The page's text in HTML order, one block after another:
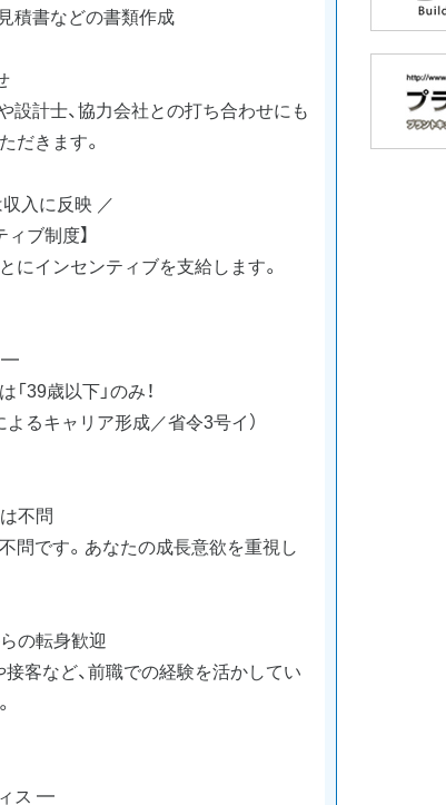
積書などの書類作成
設計士、協力会社との打ち合わせにも
だきます。
入に反映 ／
ィブ制度】
にインセンティブを支給します。
━
39歳以下」のみ！
よるキャリア形成／省令3号イ）
不問
問です。あなたの成長意欲を重視し
の転身歓迎
客など、前職での経験を活かしてい
ス ━